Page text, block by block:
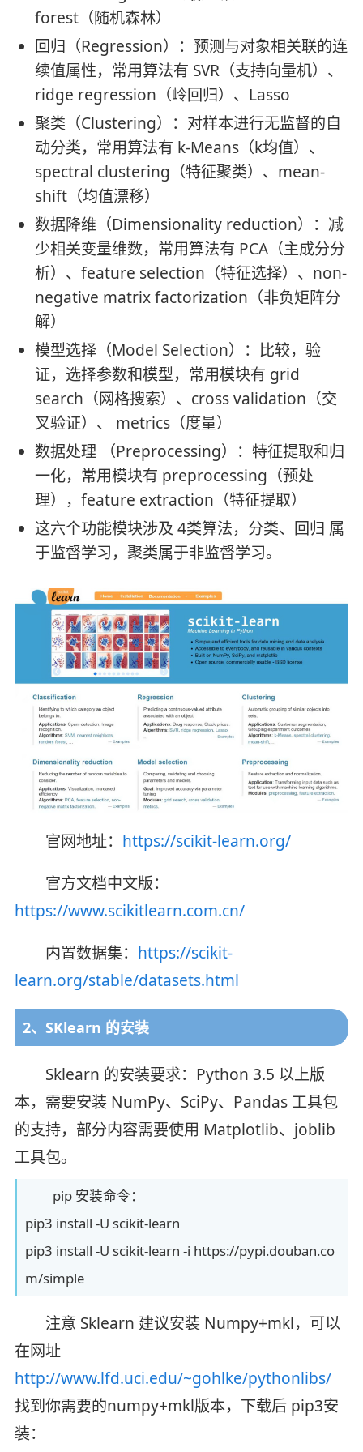
forest（随机森林）
回归（Regression）：预测与对象相关联的连
续值属性，常用算法有 SVR（支持向量机）、
ridge regression（岭回归）、Lasso
聚类（Clustering）：对样本进行无监督的自
动分类，常用算法有 k-Means（k均值）、
spectral clustering（特征聚类）、mean-
shift（均值漂移）
数据降维（Dimensionality reduction）：减
少相关变量维数，常用算法有 PCA（主成分分
析）、feature selection（特征选择）、non-
negative matrix factorization（非负矩阵分
解）
模型选择（Model Selection）：比较，验
证，选择参数和模型，常用模块有 grid
search（网格搜索）、cross validation（交
叉验证）、 metrics（度量）
数据处理 （Preprocessing）：特征提取和归
一化，常用模块有 preprocessing（预处
理），feature extraction（特征提取）
这六个功能模块涉及 4类算法，分类、回归 属
于监督学习，聚类属于非监督学习。
官网地址： https://scikit-learn.org/
官方文档中文版：
https://www.scikitlearn.com.cn/
内置数据集： https://scikit-
learn.org/stable/datasets.html
2、SKlearn 的安装
Sklearn 的安装要求：Python 3.5 以上版
本，需要安装 NumPy、SciPy、Pandas 工具包
的支持，部分内容需要使用 Matplotlib、joblib
工具包。
pip 安装命令：
pip3 install -U scikit-learn
pip3 install -U scikit-learn -i https://pypi.douban.co
m/simple
注意 Sklearn 建议安装 Numpy+mkl，可以
在网址
http://www.lfd.uci.edu/~gohlke/pythonlibs/
找到你需要的numpy+mkl版本，下载后 pip3安
装：